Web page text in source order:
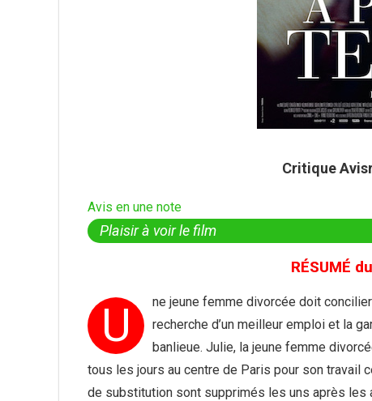
Critique
Avis en une note
Plaisir à voir le film
RÉSUMÉ
U
ne jeune femme divorcée doit
recherche d’un meilleur emploi et la
banlieue. Julie, la jeune femme
tous les jours au centre de Paris pour son travail
de substitution sont supprimés les uns après les